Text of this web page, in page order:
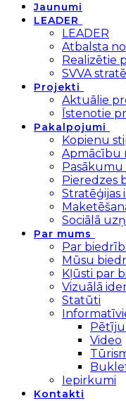
Jaunumi
LEADER
LEADER
Atbalsta
Realizētie
SVVA
Projekti
Aktuālie
Īstenotie
Pakalpojumi
Kopienu
Apmācību
Pasākumu
Pieredzes
Stratēģijas
Sociālā
Par mums
Par
Mūsu
Kļūsti par
Vizuālā
Statūti
Video
Iepirkumi
Kontakti